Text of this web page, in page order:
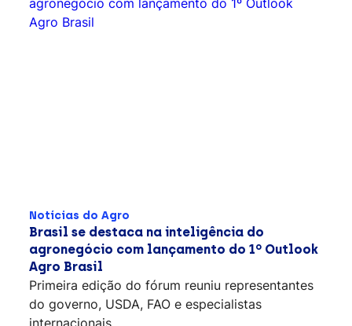
Notícias do Agro
Brasil se destaca na inteligência do
agronegócio com lançamento do 1º Outlook
Agro Brasil
Primeira edição do fórum reuniu representantes
do governo, USDA, FAO e especialistas
internacionais